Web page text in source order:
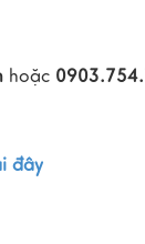
hoặc
đây